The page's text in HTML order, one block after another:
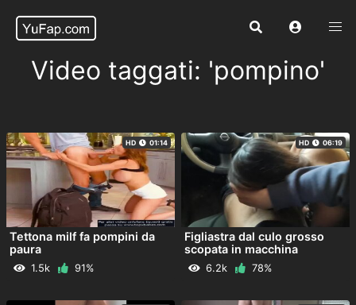
Video taggati: 'pompino'
HD 01:14
Tettona milf fa pompini da
paura
1.5k 91%
HD 06:19
Figliastra dal culo grosso
scopata in macchina
6.2k 78%